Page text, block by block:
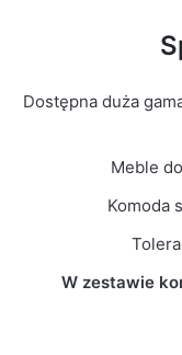
Dostępna duża
Meble
Komoda
W zestawie